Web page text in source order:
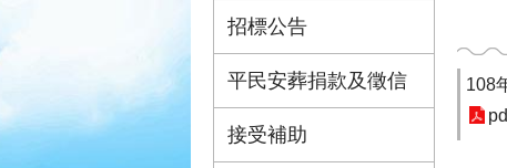
招標公告
平民安葬捐款及徵信
接受補助
108